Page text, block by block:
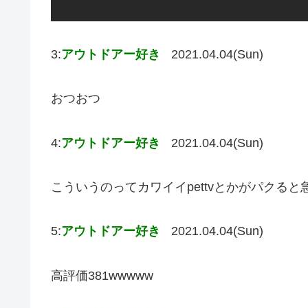
3:アウトドアー好き 2021.04.04(Sun)
おつおつ
4:アウトドアー好き 2021.04.04(Sun)
こういうのってカワイイpettvとかがパクると
5:アウトドアー好き 2021.04.04(Sun)
高評価381wwwww